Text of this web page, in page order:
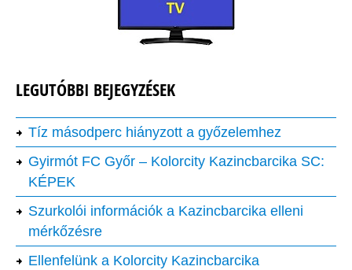
LEGUTÓBBI BEJEGYZÉSEK
Tíz másodperc hiányzott a győzelemhez
Gyirmót FC Győr – Kolorcity Kazincbarcika SC:
KÉPEK
Szurkolói információk a Kazincbarcika elleni
mérkőzésre
Ellenfelünk a Kolorcity Kazincbarcika